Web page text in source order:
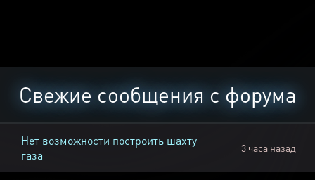
Свежие сообщения с форума
Нет возможности построить шахту
газа
3 часа назад